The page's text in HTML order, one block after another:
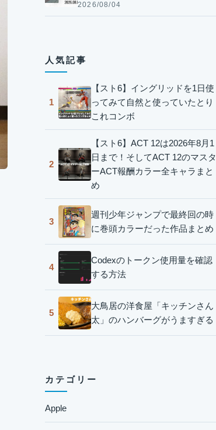
2026/08/04
人気記事
1
【スト6】イングリッドを1日使
ってみて自然と使っていたとり
これコンボ
2
【スト6】ACT 12は2026年8月1
日まで！そしてACT 12のマスタ
ーACT報酬カラー全キャラまと
め
3
週刊少年ジャンプで最終回の時
に巻頭カラーだった作品まとめ
4
Codexのトークン使用量を確認
する方法
5
大鳥居の洋食屋「キッチンさん
太」のハンバーグがうますぎる
カテゴリー
Apple